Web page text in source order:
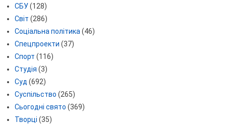
СБУ(128)
Світ (286)
Соціальна політика (46)
Спецпроекти (37)
Спорт (116)
Студія (3)
Суд (692)
Суспільство (265)
Сьогодні свято (369)
Творці (35)